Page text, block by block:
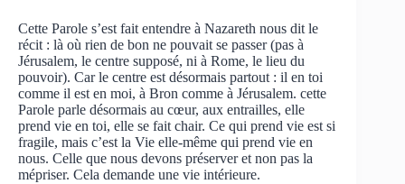
Cette Parole s’est fait entendre à Nazareth nous dit le
récit : là où rien de bon ne pouvait se passer (pas à
Jérusalem, le centre supposé, ni à Rome, le lieu du
pouvoir). Car le centre est désormais partout : il en toi
comme il est en moi, à Bron comme à Jérusalem. cette
Parole parle désormais au cœur, aux entrailles, elle
prend vie en toi, elle se fait chair. Ce qui prend vie est si
fragile, mais c’est la Vie elle-même qui prend vie en
nous. Celle que nous devons préserver et non pas la
mépriser. Cela demande une vie intérieure.